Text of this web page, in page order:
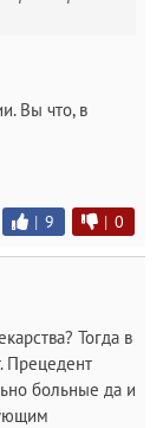
Вы что, в
| 9 | 0
Тогда в
Прецедент
больные да и